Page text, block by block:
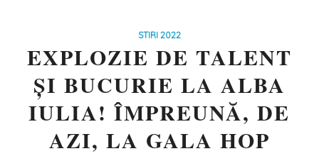
STIRI 2022
EXPLOZIE DE TALENT
ȘI BUCURIE LA ALBA
IULIA! ÎMPREUNĂ, DE
AZI, LA GALA HOP